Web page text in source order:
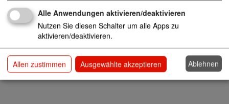
Alle Anwendungen aktivieren/deaktivieren
Nutzen Sie diesen Schalter um alle Apps zu
aktivieren/deaktivieren.
Allen zustimmen Ausgewählte akzeptieren Ablehnen